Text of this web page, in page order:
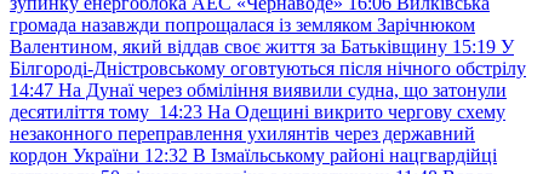
громада назавжди попрощалася із земляком Зарічнюком
Валентином, який віддав своє життя за Батьківщину 15:19 У
Білгороді-Дністровському оговтуються після нічного обстрілу
14:47 На Дунаї через обміління виявили судна, що затонули
десятиліття тому 14:23 На Одещині викрито чергову схему
незаконного переправлення ухилянтів через державний
кордон України 12:32 В Ізмаїльському районі нацгвардійці